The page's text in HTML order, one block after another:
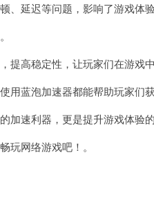
延迟等问题，影响了游戏体验
高稳定性，让玩家们在游戏中
蓝泡加速器都能帮助玩家们获
速利器，更是提升游戏体验的
网络游戏吧！。